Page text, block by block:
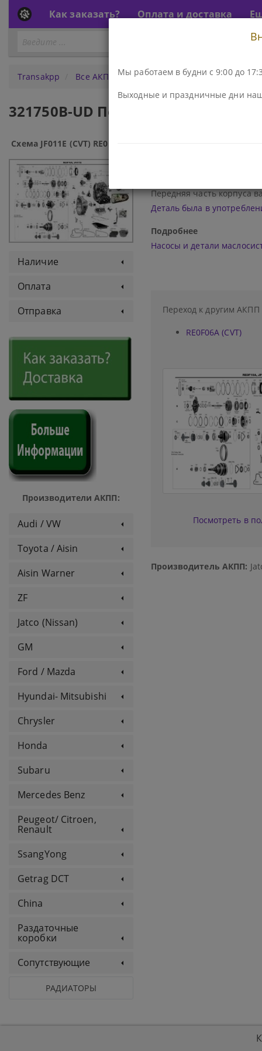
Как заказать? Оплата и доставка
Transakpp Все АКПП JF011E (CVT) RE0F10A
321750B-UD Передняя часть
Схема JF011E (CVT) RE0F10A:
Наличие
Оплата
Отправка
Производители АКПП:
Audi / VW
Toyota / Aisin
Aisin Warner
ZF
Jatco (Nissan)
GM
Ford / Mazda
Hyundai- Mitsubishi
Chrysler
Honda
Subaru
Mercedes Benz
Peugeot/ Citroen,
Renault
SsangYong
Getrag DCT
China
Раздаточные
коробки
Сопутствующие
РАДИАТОРЫ
Передняя часть корпуса
Деталь была в
Подробнее
Насосы и детали
Переход к другим
RE0F06A (CVT)
Посмотреть в
Производитель АКПП:
Мы работаем в будни с 9:00 до
Выходные и праздничные дни